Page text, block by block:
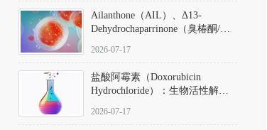
Ailanthone（AIL）、Δ13-
Dehydrochaparrinone（臭椿酮/臭
DKM货号 D806885
2026-07-17
盐酸阿霉素（Doxorubicin
Hydrochloride）：生物活性解
范
2026-07-17